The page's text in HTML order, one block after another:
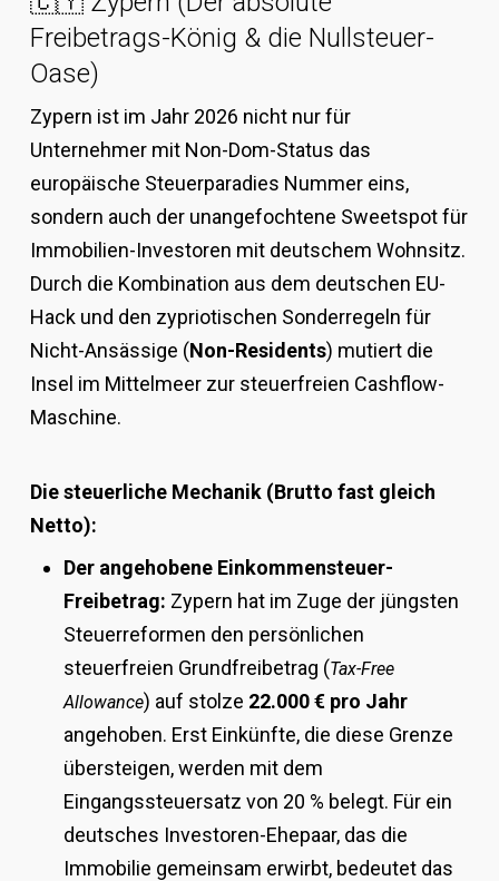
Freibetrags-König & die Nullsteuer-
Oase)
Zypern ist im Jahr 2026 nicht nur für
Unternehmer mit Non-Dom-Status das
europäische Steuerparadies Nummer eins,
sondern auch der unangefochtene Sweetspot für
Immobilien-Investoren mit deutschem Wohnsitz.
Durch die Kombination aus dem deutschen EU-
Hack und den zypriotischen Sonderregeln für
Nicht-Ansässige (Non-Residents) mutiert die
Insel im Mittelmeer zur steuerfreien Cashflow-
Maschine.
Die steuerliche Mechanik (Brutto fast gleich
Netto):
Der angehobene Einkommensteuer-
Freibetrag: Zypern hat im Zuge der jüngsten
Steuerreformen den persönlichen
steuerfreien Grundfreibetrag (Tax-Free
Allowance) auf stolze 22.000 € pro Jahr
angehoben. Erst Einkünfte, die diese Grenze
übersteigen, werden mit dem
Eingangssteuersatz von 20 % belegt. Für ein
deutsches Investoren-Ehepaar, das die
Immobilie gemeinsam erwirbt, bedeutet das